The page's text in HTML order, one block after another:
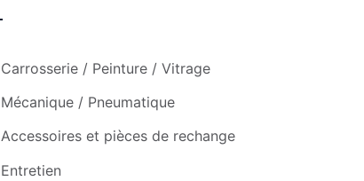
Carrosserie / Peinture / Vitrage
Mécanique / Pneumatique
Accessoires et pièces de rechange
Entretien